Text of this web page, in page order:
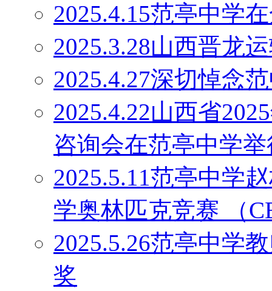
2025.4.15范亭中学
2025.3.28山西晋龙
2025.4.27深切悼念
2025.4.22山西省
咨询会在范亭中学举
2025.5.11范亭中学
学奥林匹克竞赛 （
2025.5.26范亭中学
奖